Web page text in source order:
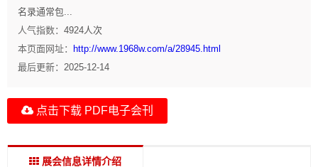
名录通常包...
人气指数： 4924人次
本页面网址：
http://www.1968w.com/a/28945.html
最后更新： 2025-12-14
点击下载 PDF电子会刊
展会信息详情介绍